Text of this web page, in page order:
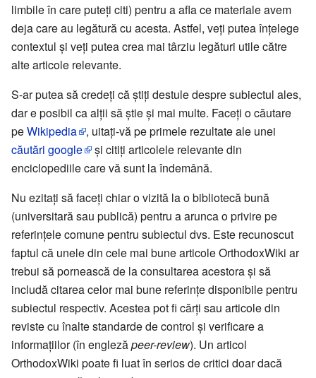
limbile în care puteţi citi) pentru a afla ce materiale avem
deja care au legătură cu acesta. Astfel, veţi putea înţelege
contextul şi veţi putea crea mai târziu legături utile către
alte articole relevante.
S-ar putea să credeţi că ştiţi destule despre subiectul ales,
dar e posibil ca alţii să ştie şi mai multe. Faceţi o căutare
peWikipedia
, uitaţi-vă pe primele rezultate ale unei
căutări google
şi citiţi articolele relevante din
enciclopediile care vă sunt la îndemână.
Nu ezitaţi să faceţi chiar o vizită la o bibliotecă bună
(universitară sau publică) pentru a arunca o privire pe
referinţele comune pentru subiectul dvs. Este recunoscut
faptul că unele din cele mai bune articole OrthodoxWiki ar
trebui să pornească de la consultarea acestora şi să
includă citarea celor mai bune referinţe disponibile pentru
subiectul respectiv. Acestea pot fi cărţi sau articole din
reviste cu înalte standarde de control şi verificare a
informaţiilor (în englezăpeer-review). Un articol
OrthodoxWiki poate fi luat în serios de critici doar dacă